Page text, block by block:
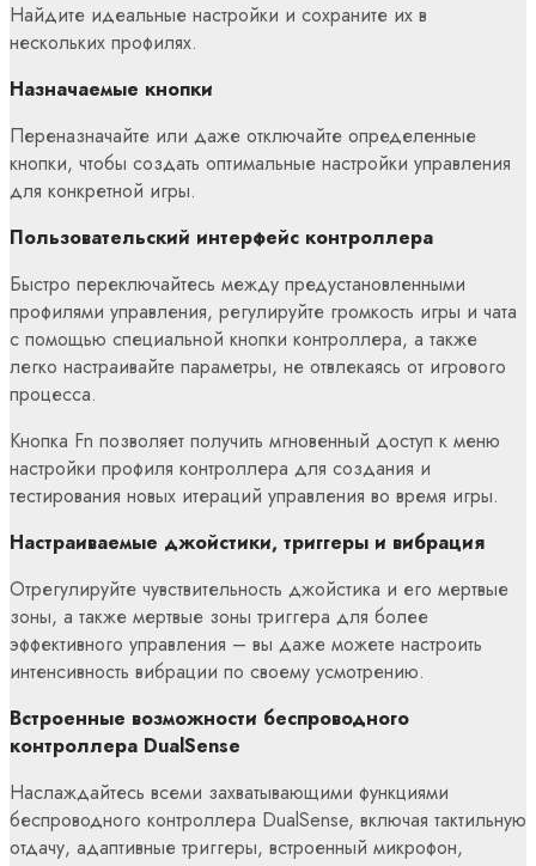
Найдите идеальные настройки и сохраните их в
нескольких профилях.
Назначаемые кнопки
Переназначайте или даже отключайте определенные
кнопки, чтобы создать оптимальные настройки управления
для конкретной игры.
Пользовательский интерфейс контроллера
Быстро переключайтесь между предустановленными
профилями управления, регулируйте громкость игры и чата
с помощью специальной кнопки контроллера, а также
легко настраивайте параметры, не отвлекаясь от игрового
процесса.
Кнопка Fn позволяет получить мгновенный доступ к меню
настройки профиля контроллера для создания и
тестирования новых итераций управления во время игры.
Настраиваемые джойстики, триггеры и вибрация
Отрегулируйте чувствительность джойстика и его мертвые
зоны, а также мертвые зоны триггера для более
эффективного управления – вы даже можете настроить
интенсивность вибрации по своему усмотрению.
Встроенные возможности беспроводного
контроллера DualSense
Наслаждайтесь всеми захватывающими функциями
беспроводного контроллера DualSense, включая тактильную
отдачу, адаптивные триггеры, встроенный микрофон,